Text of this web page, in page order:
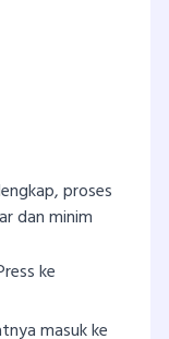
proses
dan minim
ke
masuk ke